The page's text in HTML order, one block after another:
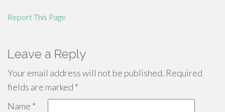
Report This Page
Leave a Reply
Your email address will not be published. Required
fields are marked *
Name *